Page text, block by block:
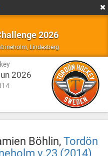
2026
LindesbergSalem,
Katrineholm,
Lindesberg
2026
Böhlin,Tordön
v.23 (2014)